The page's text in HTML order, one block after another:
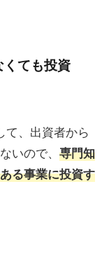
くても投資
て、出資者から
いので、 専門知
る事業に投資す